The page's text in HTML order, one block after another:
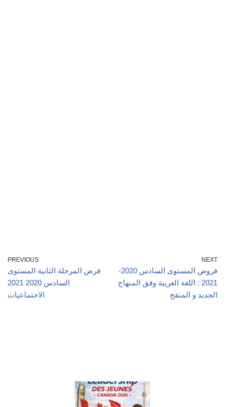
PREVIOUS
فرض المرحلة الثانية المستوى
السادس 2020 2021
الاجتماعيات
NEXT
فروض المستوى السادس 2020-
2021 : اللغة العربية وفق المنهاج
الجديد و المنقح